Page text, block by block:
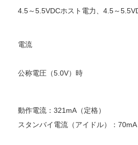
4.5～5.5VDCホスト電力、4.5～
電流
公称電圧（5.0V）時
動作電流：321mA（定格）
スタンバイ電流（アイドル）：70mA